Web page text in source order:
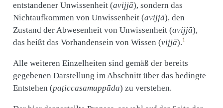
entstandener Unwissenheit (avijjā), sondern das
Nichtaufkommen von Unwissenheit (avijjā), den
Zustand der Abwesenheit von Unwissenheit (avijjā),
das heißt das Vorhandensein von Wissen (vijjā).1
Alle weiteren Einzelheiten sind gemäß der bereits
gegebenen Darstellung im Abschnitt über das bedingte
Entstehen (paṭiccasamuppāda) zu verstehen.